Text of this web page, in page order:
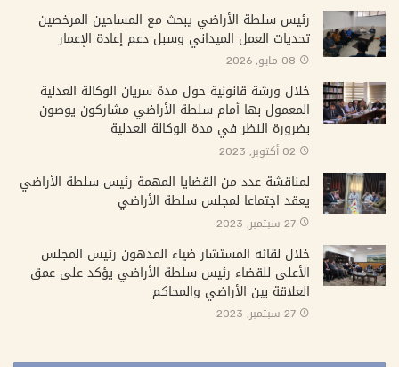
رئيس سلطة الأراضي يبحث مع المساحين المرخصين
تحديات العمل الميداني وسبل دعم إعادة الإعمار
08 مايو, 2026
خلال ورشة قانونية حول مدة سريان الوكالة العدلية
المعمول بها أمام سلطة الأراضي مشاركون يوصون
بضرورة النظر في مدة الوكالة العدلية
02 أكتوبر, 2023
لمناقشة عدد من القضايا المهمة رئيس سلطة الأراضي
يعقد اجتماعا لمجلس سلطة الأراضي
27 سبتمبر, 2023
خلال لقائه المستشار ضياء المدهون رئيس المجلس
الأعلى للقضاء رئيس سلطة الأراضي يؤكد على عمق
العلاقة بين الأراضي والمحاكم
27 سبتمبر, 2023